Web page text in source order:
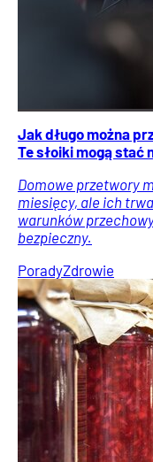
Jak długo można
Te słoiki mogą stać
Domowe przetwory
miesięcy, ale ich
warunków
bezpieczny.
PoradyZdrowie